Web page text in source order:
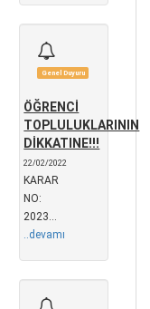
Genel Duyuru
ÖĞRENCİ
TOPLULUKLARININ
DİKKATINE!!!
22/02/2022
KARAR
NO:
2023...
..devamı